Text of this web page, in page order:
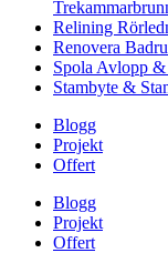
Relining
Renovera
Spola Avlopp
Stambyte &
Blogg
Projekt
Offert
Blogg
Projekt
Offert